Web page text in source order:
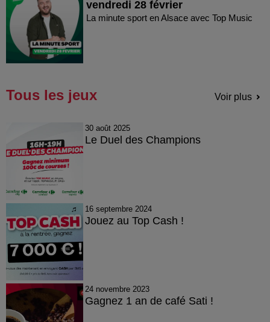
vendredi 28 février
La minute sport en Alsace avec Top Music
Tous les jeux Voir plus
30 août 2025
Le Duel des Champions
16 septembre 2024
Jouez au Top Cash !
24 novembre 2023
Gagnez 1 an de café Sati !